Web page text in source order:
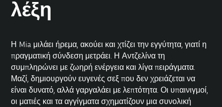
λέξη
Η Mia μιλάει ήρεμα, ακούει και χτίζει την εγγύτητα, γιατί η
πραγματική σύνδεση μετράει. Η Αντζελίνα τη
συμπληρώνει με ζωηρή ενέργεια και λίγα πειράγματα.
Μαζί, δημιουργούν ευγενέςσεξ που δεν χρειάζεται να
είναι δυνατό, αλλά γαργαλάει με λεπτότητα. Οι υπαινιγμοί,
οι ματιές και τα αγγίγματα σχηματίζουν μια συνολική